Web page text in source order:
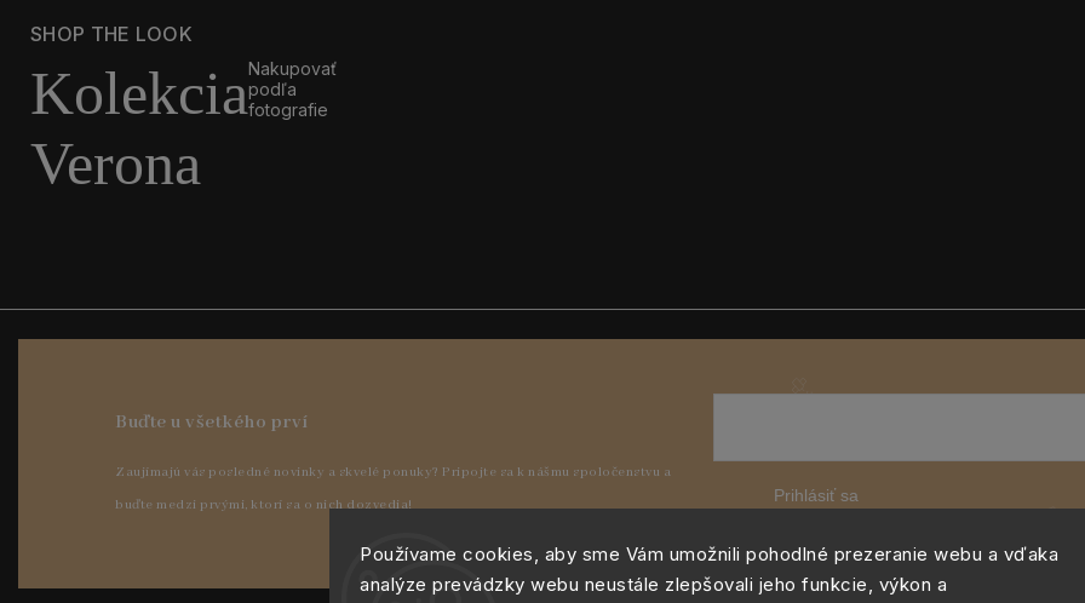
Používame cookies, aby sme Vám umožnili pohodlné prezeranie webu a vďaka
analýze prevádzky webu neustále zlepšovali jeho funkcie, výkon a
Prihlásiť sa
SHOP THE LOOK
Kolekcia
Verona
Nakupovať
podľa
fotografie